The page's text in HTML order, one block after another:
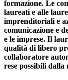
formazione. Le
laureati e alle
imprenditoriali e
comunicazione e
e le imprese. Il
qualità di libero
collaboratore
rese possibili dalla